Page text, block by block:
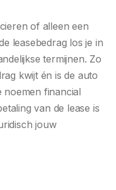
of alleen een
leasebedrag los je in
termijnen. Zo
kwijt én is de auto
noemen financial
van de lease is
jouw